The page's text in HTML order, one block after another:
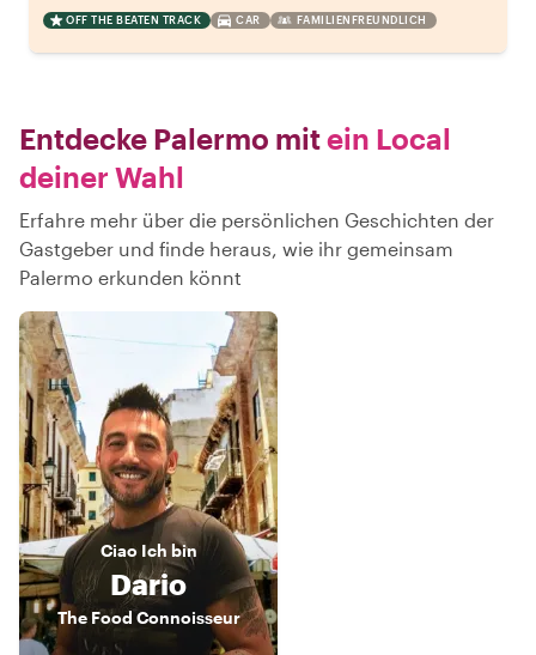
OFF THE BEATEN TRACK CAR FAMILIENFREUNDLICH
Entdecke Palermo mitein Local
deiner Wahl
Erfahre mehr über die persönlichen Geschichten der
Gastgeber und finde heraus, wie ihr gemeinsam
Palermo erkunden könnt
Ciao Ich bin
Dario
The Food Connoisseur